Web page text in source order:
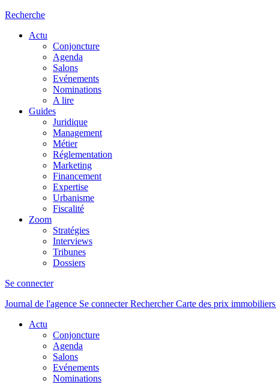
Recherche
Actu
Conjoncture
Agenda
Salons
Evénements
Nominations
A lire
Guides
Juridique
Management
Métier
Réglementation
Marketing
Financement
Expertise
Urbanisme
Fiscalité
Zoom
Stratégies
Interviews
Tribunes
Dossiers
Se connecter
Journal de l'agence Se connecterRechercher Carte des prix immobiliers
Actu
Conjoncture
Agenda
Salons
Evénements
Nominations